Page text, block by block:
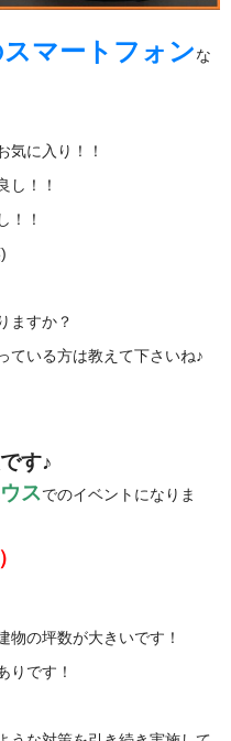
マートフォンな
気に入り！！
し！！
！！
ますか？
ている方は教えて下さいね♪
す♪
スでのイベントになりま
物の坪数が大きいです！
りです！